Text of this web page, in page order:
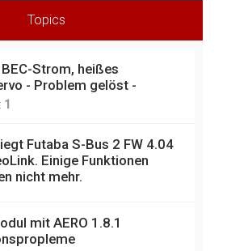
Topics
Strom, heißes
- Problem gelöst -
1
Futaba S-Bus 2 FW 4.04
Einige Funktionen
nicht mehr.
mit AERO 1.8.1